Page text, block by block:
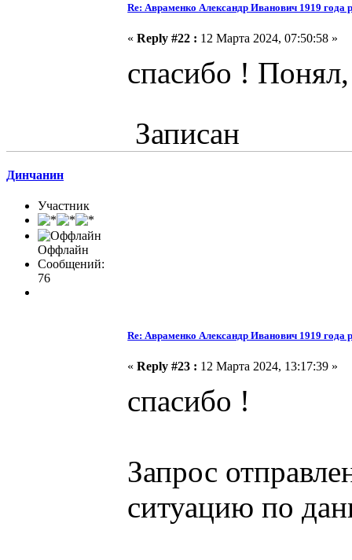
Re: Авраменко Александр Иванович 1919 года
«Reply #22 : 12 Марта 2024, 07:50:58 »
спасибо !
Записан
Динчанин
Участник
Оффлайн
Сообщений:
76
Re: Авраменко Александр Иванович 1919 года
«Reply #23 : 12 Марта 2024, 13:17:39 »
спасибо !
Запрос
ситуацию по